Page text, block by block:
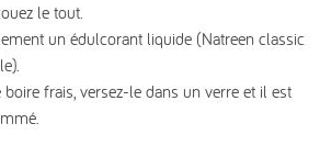
le tout.
un édulcorant liquide (Natreen classic
frais, versez-le dans un verre et il est